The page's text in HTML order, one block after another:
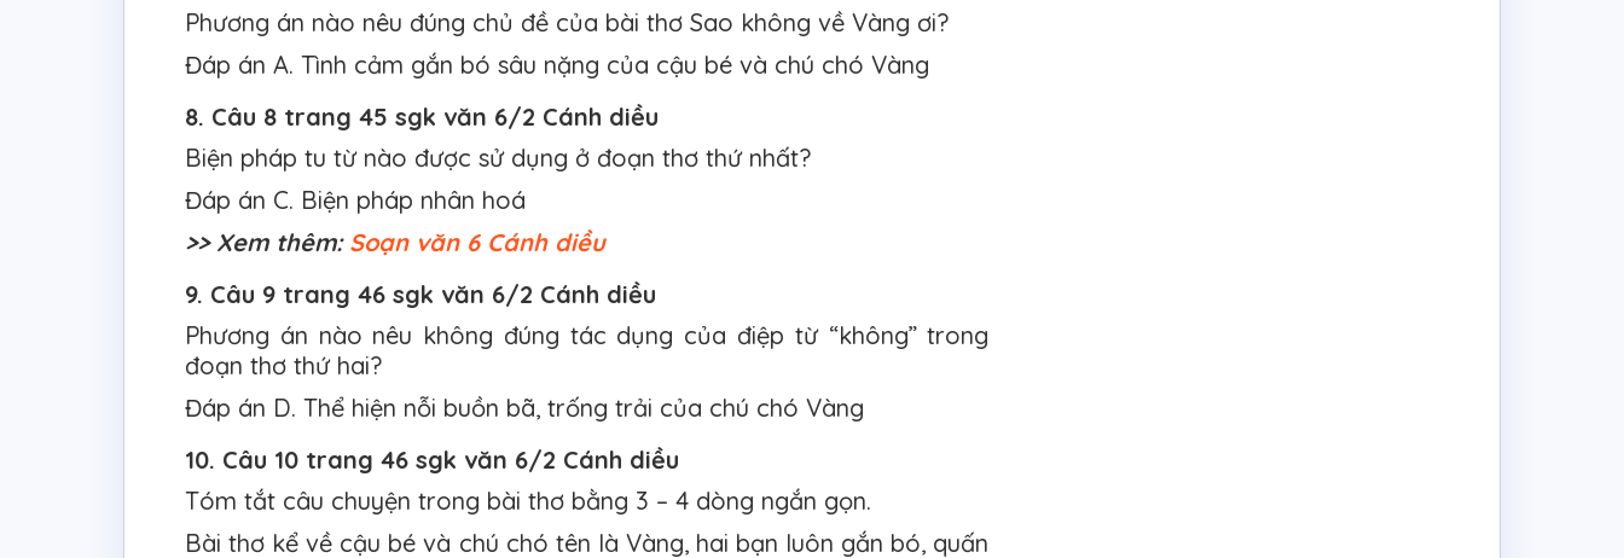
Phương án nào nêu đúng chủ đề của bài thơ Sao không về Vàng ơi?
Đáp án A. Tình cảm gắn bó sâu nặng của cậu bé và chú chó Vàng
8. Câu 8 trang 45 sgk văn 6/2 Cánh diều
Biện pháp tu từ nào được sử dụng ở đoạn thơ thứ nhất?
Đáp án C. Biện pháp nhân hoá
>> Xem thêm: Soạn văn 6 Cánh diều
9. Câu 9 trang 46 sgk văn 6/2 Cánh diều
Phương án nào nêu không đúng tác dụng của điệp từ “không” trong
đoạn thơ thứ hai?
Đáp án D. Thể hiện nỗi buồn bã, trống trải của chú chó Vàng
10. Câu 10 trang 46 sgk văn 6/2 Cánh diều
Tóm tắt câu chuyện trong bài thơ bằng 3 – 4 dòng ngắn gọn.
Bài thơ kể về cậu bé và chú chó tên là Vàng, hai bạn luôn gắn bó, quấn